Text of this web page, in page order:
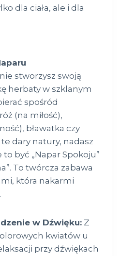
dla ciała, ale i dla
stworzysz swoją
herbaty w szklanym
spośród
(na miłość),
bławatka czy
dary natury, nadasz
być „Napar Spokoju”
To twórcza zabawa
która nakarmi
w Dźwięku: Z
kwiatów u
przy dźwiękach